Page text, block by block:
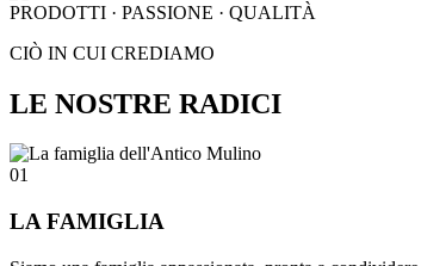
PRODOTTI · PASSIONE · QUALITÀ
CIÒ IN CUI CREDIAMO
LE NOSTRE RADICI
01
LA FAMIGLIA